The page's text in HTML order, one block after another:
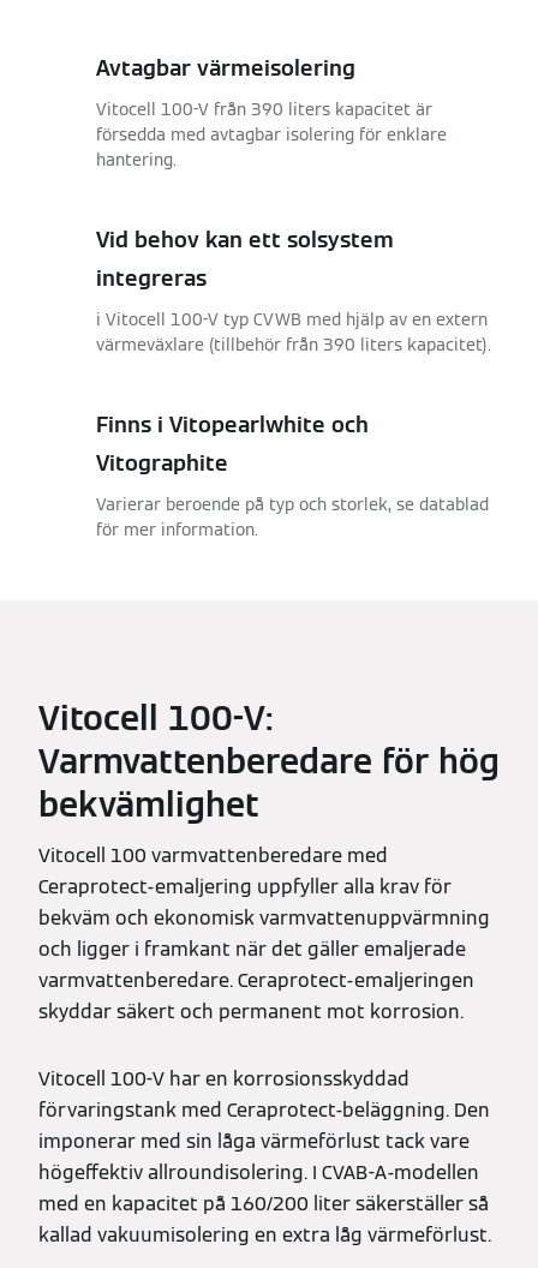
Avtagbar värmeisolering
Vitocell 100-V från 390 liters kapacitet är
försedda med avtagbar isolering för enklare
hantering.
Vid behov kan ett solsystem
integreras
i Vitocell 100-V typ CVWB med hjälp av en extern
värmeväxlare (tillbehör från 390 liters kapacitet).
Finns i Vitopearlwhite och
Vitographite
Varierar beroende på typ och storlek, se datablad
för mer information.
Vitocell 100-V:
Varmvattenberedare för hög
bekvämlighet
Vitocell 100 varmvattenberedare med
Ceraprotect-emaljering uppfyller alla krav för
bekväm och ekonomisk varmvattenuppvärmning
och ligger i framkant när det gäller emaljerade
varmvattenberedare. Ceraprotect-emaljeringen
skyddar säkert och permanent mot korrosion.
Vitocell 100-V har en korrosionsskyddad
förvaringstank med Ceraprotect-beläggning. Den
imponerar med sin låga värmeförlust tack vare
högeffektiv allroundisolering. I CVAB-A-modellen
med en kapacitet på 160/200 liter säkerställer så
kallad vakuumisolering en extra låg värmeförlust.